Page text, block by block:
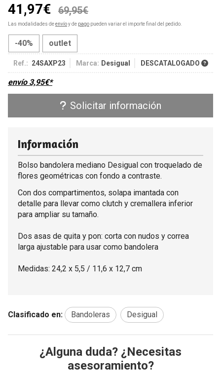
41,97€ 69,95€
Las modalidades deenvíoy de pago pueden variar el importe final del pedido.
-40% outlet
Ref.: 24SAXP23 Marca: Desigual DESCATALOGADO
envío 3,95€*
Solicitar información
Información
Bolso bandolera mediano Desigual con troquelado de
flores geométricas con fondo a contraste.
Con dos compartimentos, solapa imantada con
detalle para llevar como clutch y cremallera inferior
para ampliar su tamaño.
Dos asas de quita y pon: corta con nudos y correa
larga ajustable para usar como bandolera
Medidas: 24,2 x 5,5 / 11,6 x 12,7 cm
Clasificado en: Bandoleras Desigual
¿Alguna duda? ¿Necesitas
asesoramiento?